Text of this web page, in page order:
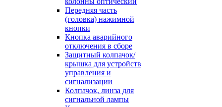
Передняя часть
(головка) нажимной
кнопки
Кнопка аварийного
отключения в сборе
Защитный колпачок/
крышка для устройств
управления и
сигнализации
Колпачок, линза для
сигнальной лампы